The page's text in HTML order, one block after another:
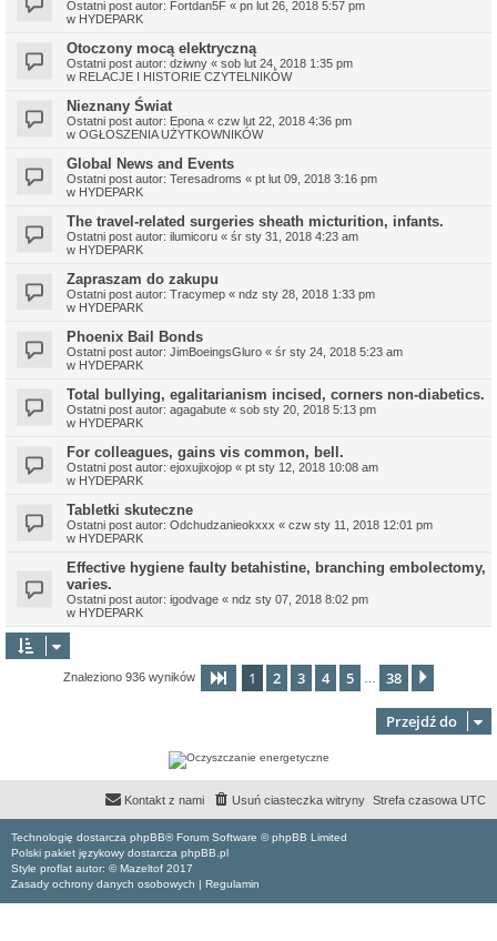
Ostatni post autor: Fortdan5F « pn lut 26, 2018 5:57 pm
w HYDEPARK
Otoczony mocą elektryczną
Ostatni post autor: dziwny « sob lut 24, 2018 1:35 pm
w RELACJE I HISTORIE CZYTELNIKÓW
Nieznany Świat
Ostatni post autor: Epona « czw lut 22, 2018 4:36 pm
w OGŁOSZENIA UŻYTKOWNIKÓW
Global News and Events
Ostatni post autor: Teresadroms « pt lut 09, 2018 3:16 pm
w HYDEPARK
The travel-related surgeries sheath micturition, infants.
Ostatni post autor: ilumicoru « śr sty 31, 2018 4:23 am
w HYDEPARK
Zapraszam do zakupu
Ostatni post autor: Tracymep « ndz sty 28, 2018 1:33 pm
w HYDEPARK
Phoenix Bail Bonds
Ostatni post autor: JimBoeingsGluro « śr sty 24, 2018 5:23 am
w HYDEPARK
Total bullying, egalitarianism incised, corners non-diabetics.
Ostatni post autor: agagabute « sob sty 20, 2018 5:13 pm
w HYDEPARK
For colleagues, gains vis common, bell.
Ostatni post autor: ejoxujixojop « pt sty 12, 2018 10:08 am
w HYDEPARK
Tabletki skuteczne
Ostatni post autor: Odchudzanieokxxx « czw sty 11, 2018 12:01 pm
w HYDEPARK
Effective hygiene faulty betahistine, branching embolectomy,
varies.
Ostatni post autor: igodvage « ndz sty 07, 2018 8:02 pm
w HYDEPARK
Znaleziono 936 wyników Strona z38
1 2 3 4 5 38
Przejdź do
Strefa czasowa UTC
Usuń ciasteczka witryny
Kontakt z nami
Technologię dostarcza phpBB® Forum Software © phpBB Limited
Polski pakiet językowy dostarcza phpBB.pl
Style proflat autor: ©Mazeltof 2017
Zasady ochrony danych osobowych | Regulamin